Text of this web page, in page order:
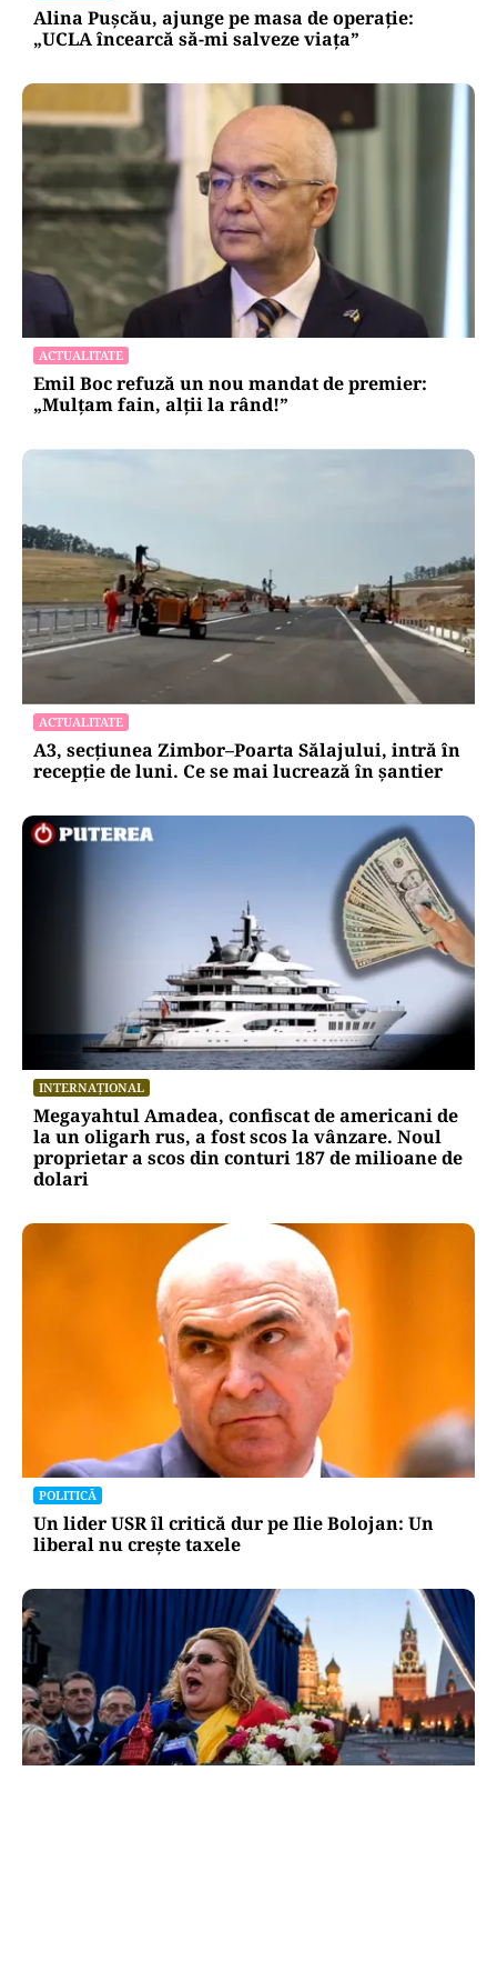
Alina Pușcău, ajunge pe masa de operație:
„UCLA încearcă să-mi salveze viața”
ACTUALITATE
Emil Boc refuză un nou mandat de premier:
„Mulțam fain, alții la rând!”
ACTUALITATE
A3, secțiunea Zimbor–Poarta Sălajului, intră în
recepție de luni. Ce se mai lucrează în șantier
INTERNAȚIONAL
Megayahtul Amadea, confiscat de americani de
la un oligarh rus, a fost scos la vânzare. Noul
proprietar a scos din conturi 187 de milioane de
dolari
POLITICĂ
Un lider USR îl critică dur pe Ilie Bolojan: Un
liberal nu crește taxele